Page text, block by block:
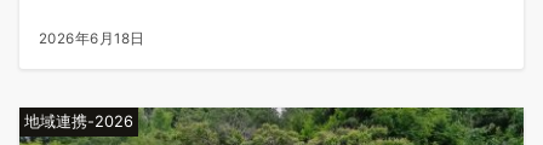
2026年6月18日
地域連携-2026